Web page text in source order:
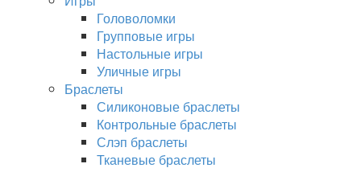
Головоломки
Групповые игры
Настольные игры
Уличные игры
Браслеты
Силиконовые браслеты
Контрольные браслеты
Слэп браслеты
Тканевые браслеты